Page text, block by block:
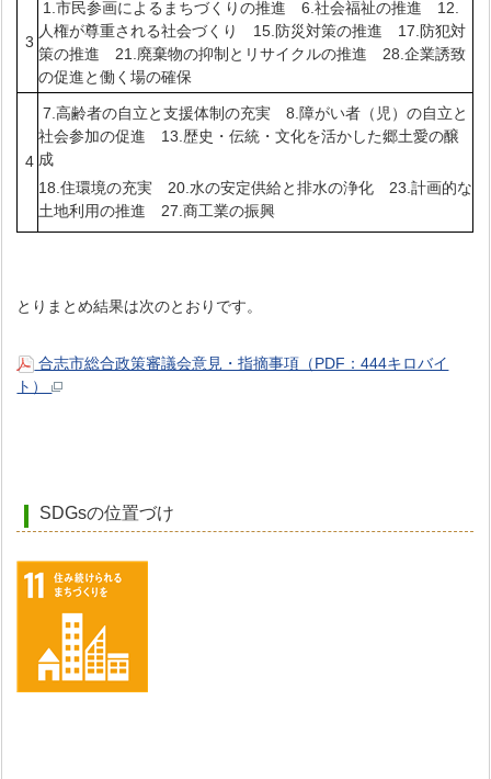
3
1.市民参画によるまちづくりの推進 6.社会福祉の推進 12.
人権が尊重される社会づくり 15.防災対策の推進 17.防犯対
策の推進 21.廃棄物の抑制とリサイクルの推進 28.企業誘致
の促進と働く場の確保
4
7.高齢者の自立と支援体制の充実 8.障がい者（児）の自立と
社会参加の促進 13.歴史・伝統・文化を活かした郷土愛の醸
成
18.住環境の充実 20.水の安定供給と排水の浄化 23.計画的な
土地利用の推進 27.商工業の振興
とりまとめ結果は次のとおりです。
合志市総合政策審議会意見・指摘事項（PDF：444キロバイ
ト）
SDGsの位置づけ